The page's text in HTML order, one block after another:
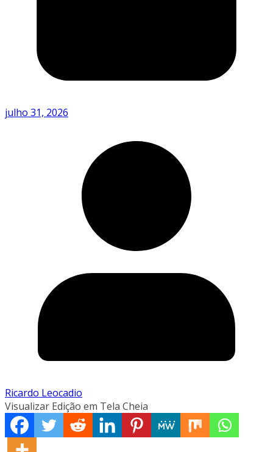
julho 31, 2026
Ricardo Leocadio
Visualizar Edição em Tela Cheia